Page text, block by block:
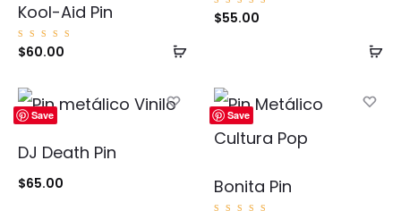
Añadir
carrito
Kool-Aid Pin
Valorad
o con
$60.00
Valorad
o con
$55.00
Save
DJ Death Pin
$65.00
Save
Bonita Pin